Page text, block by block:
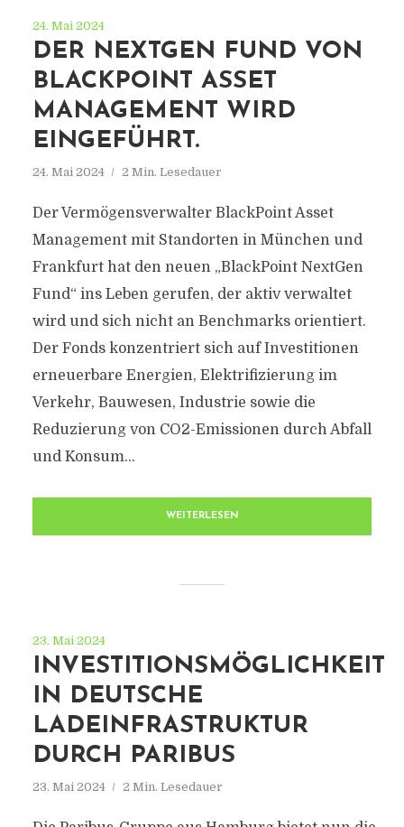
24. Mai 2024
DER NEXTGEN FUND VON
BLACKPOINT ASSET
MANAGEMENT WIRD
EINGEFÜHRT.
24. Mai 2024 2 Min. Lesedauer
Der Vermögensverwalter BlackPoint Asset
Management mit Standorten in München und
Frankfurt hat den neuen „BlackPoint NextGen
Fund“ ins Leben gerufen, der aktiv verwaltet
wird und sich nicht an Benchmarks orientiert.
Der Fonds konzentriert sich auf Investitionen
erneuerbare Energien, Elektrifizierung im
Verkehr, Bauwesen, Industrie sowie die
Reduzierung von CO2-Emissionen durch Abfall
und Konsum...
WEITERLESEN
23. Mai 2024
INVESTITIONSMÖGLICHKEIT
IN DEUTSCHE
LADEINFRASTRUKTUR
DURCH PARIBUS
23. Mai 2024 2 Min. Lesedauer